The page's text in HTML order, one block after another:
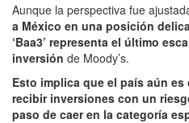
Aunque la perspectiva fue
a México en una posición
‘Baa3’ representa el último
inversión de Moody’s.
Esto implica que el país aún
recibir inversiones con un
paso de caer en la categoría